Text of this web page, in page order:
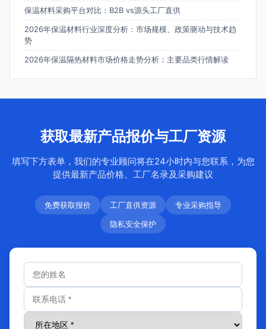
保温材料采购平台对比：B2B vs源头工厂直供
2026年保温材料行业深度分析：市场规模、政策驱动与技术趋
势
2026年保温隔热材料市场价格走势分析：主要品类行情解读
获取最新产品报价与工厂资源
填写下方表单，我们的专业顾问将在24小时内与您联系，为您
提供最新产品价格、工厂名录及采购建议
免费获取报价 工厂直供资源
专业采购指导
隐私安全保护